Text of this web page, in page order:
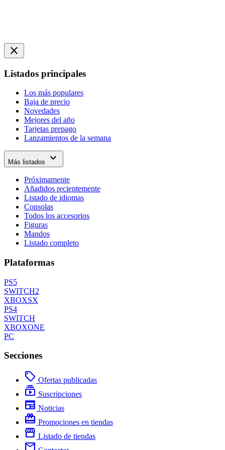
close
Listados principales
Los más populares
Baja de precio
Novedades
Mejores del año
Tarjetas prepago
Lanzamientos de la semana
Más listados expand_more
Próximamente
Añadidos recientemente
Listado de idiomas
Consolas
Todos los accesorios
Figuras
Mandos
Listado completo
Plataformas
PS5
SWITCH2
XBOXSX
PS4
SWITCH
XBOXONE
PC
Secciones
local_offer Ofertas publicadas
subscriptions Suscripciones
newspaper Noticias
redeem Promociones en tiendas
storefront Listado de tiendas
mail